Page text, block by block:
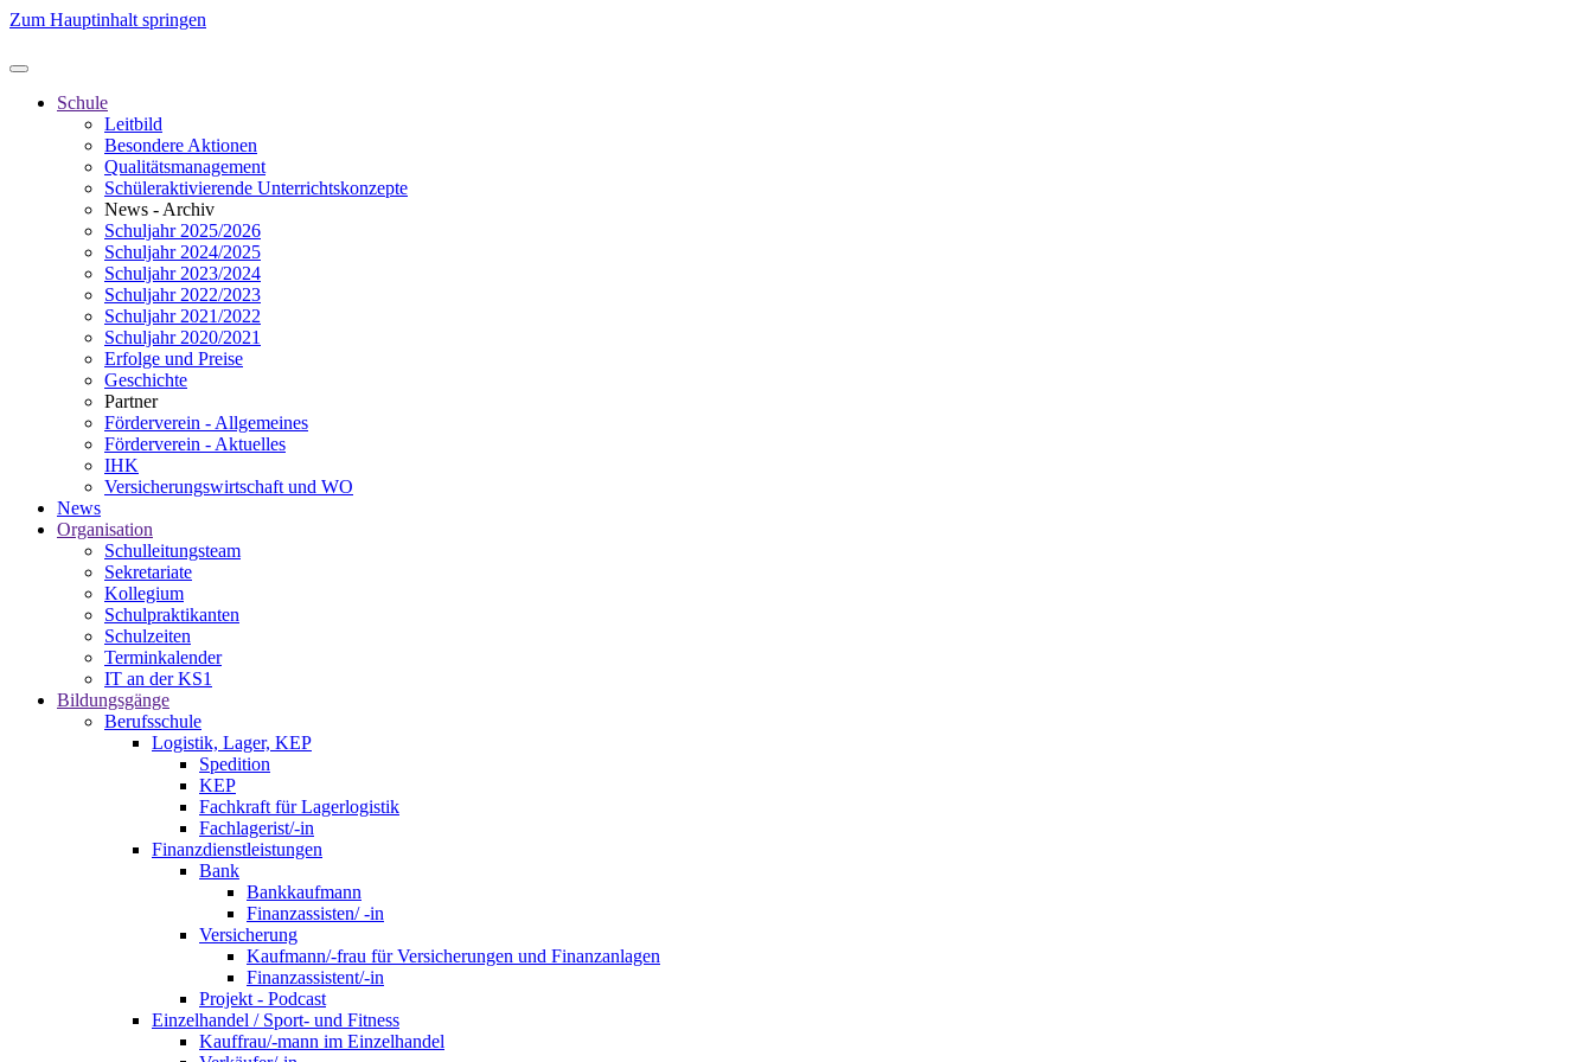
Zum Hauptinhalt springen
Schule
Leitbild
Besondere Aktionen
Qualitätsmanagement
Schüleraktivierende Unterrichtskonzepte
News - Archiv
Schuljahr 2025/2026
Schuljahr 2024/2025
Schuljahr 2023/2024
Schuljahr 2022/2023
Schuljahr 2021/2022
Schuljahr 2020/2021
Erfolge und Preise
Geschichte
Partner
Förderverein - Allgemeines
Förderverein - Aktuelles
IHK
Versicherungswirtschaft und WO
News
Organisation
Schulleitungsteam
Sekretariate
Kollegium
Schulpraktikanten
Schulzeiten
Terminkalender
IT an der KS1
Bildungsgänge
Berufsschule
Logistik, Lager, KEP
Spedition
KEP
Fachkraft für Lagerlogistik
Fachlagerist/-in
Finanzdienstleistungen
Bank
Bankkaufmann
Finanzassisten/ -in
Versicherung
Kaufmann/-frau für Versicherungen und Finanzanlagen
Finanzassistent/-in
Projekt - Podcast
Einzelhandel / Sport- und Fitness
Kauffrau/-mann im Einzelhandel